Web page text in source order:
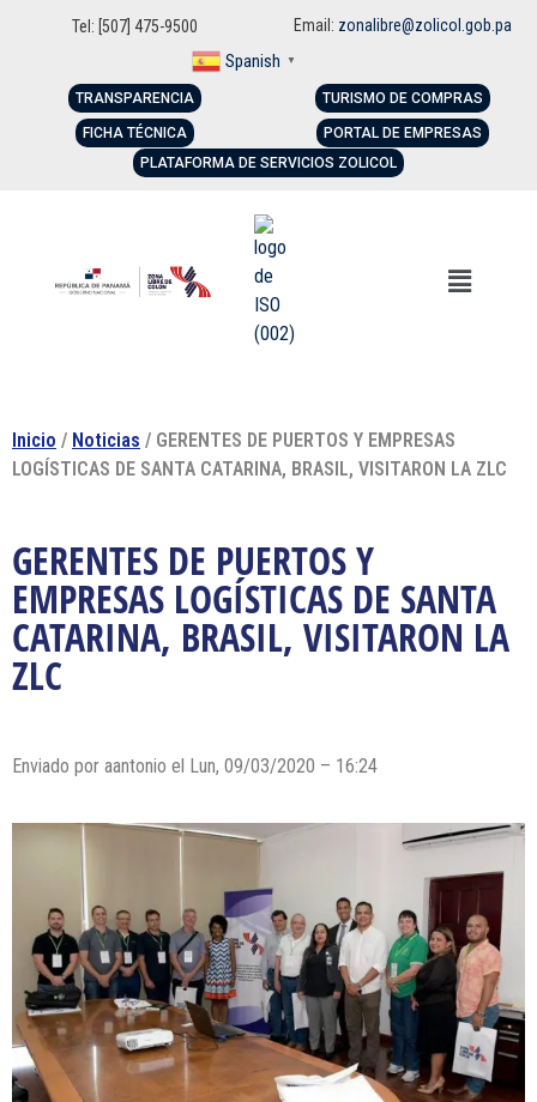
Tel: [507] 475-9500 Email: zonalibre@zolicol.gob.pa
Spanish ▼
TRANSPARENCIA
FICHA TÉCNICA
TURISMO DE COMPRAS
PORTAL DE EMPRESAS
PLATAFORMA DE SERVICIOS ZOLICOL
Inicio / Noticias / GERENTES DE PUERTOS Y EMPRESAS
LOGÍSTICAS DE SANTA CATARINA, BRASIL, VISITARON LA ZLC
GERENTES DE PUERTOS Y
EMPRESAS LOGÍSTICAS DE SANTA
CATARINA, BRASIL, VISITARON LA
ZLC
Enviado por aantonio el Lun, 09/03/2020 – 16:24